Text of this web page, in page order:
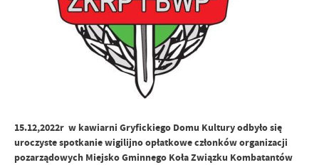
15.12,2022r w kawiarni Gryfickiego Domu Kultury odbyło się
uroczyste spotkanie wigilijno opłatkowe członków organizacji
pozarządowych Miejsko Gminnego Koła Związku Kombatantów